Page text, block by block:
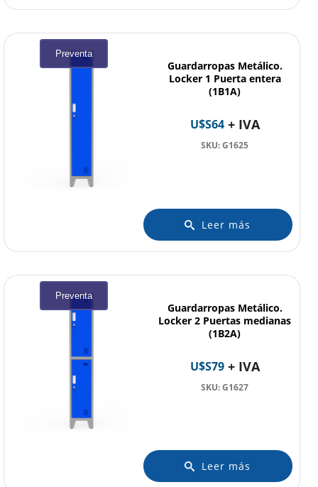
Guardarropas Metálico.
Locker 1 Puerta entera
(1B1A)
Preventa
U$S64+ IVA
SKU: G1625
Leer más
Guardarropas Metálico.
Locker 2 Puertas medianas
(1B2A)
Preventa
U$S79+ IVA
SKU: G1627
Leer más